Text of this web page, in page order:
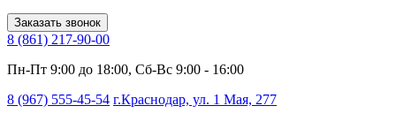
Заказать звонок
8 (861) 217-90-00
Пн-Пт 9:00 до 18:00, Сб-Вс 9:00 - 16:00
8 (967) 555-45-54 г.Краснодар, ул. 1 Мая, 277